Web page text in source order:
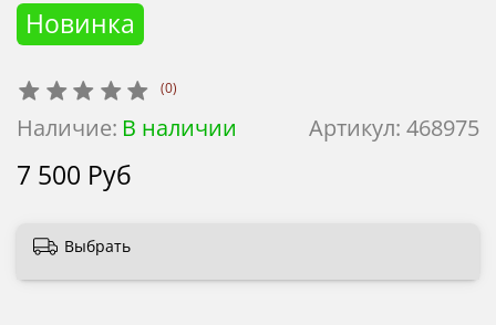
(0)
Артикул: 468975
Наличие: В наличии
Новинка
7 500 Руб
Выбрать